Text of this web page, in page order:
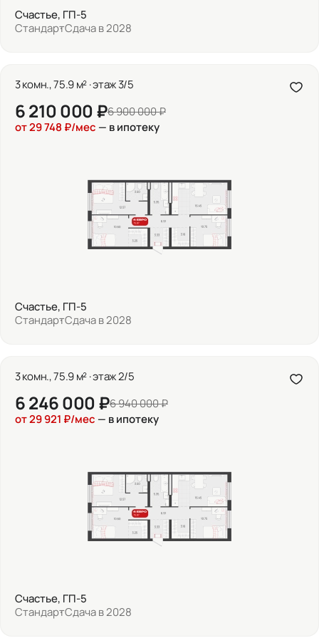
Счастье, ГП-5
СтандартСдача в 2028
3 комн., 75.9 м² · этаж 3/5
6 210 000 ₽6 900 000 ₽
от 29 748 ₽/мес — в ипотеку
Счастье, ГП-5
СтандартСдача в 2028
3 комн., 75.9 м² · этаж 2/5
6 246 000 ₽6 940 000 ₽
от 29 921 ₽/мес — в ипотеку
Счастье, ГП-5
СтандартСдача в 2028